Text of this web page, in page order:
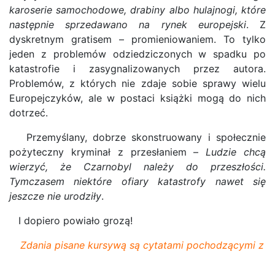
karoserie samochodowe, drabiny albo hulajnogi, które
następnie sprzedawano na rynek europejski. Z
dyskretnym gratisem – promieniowaniem. To tylko
jeden z problemów odziedziczonych w spadku po
katastrofie i zasygnalizowanych przez autora.
Problemów, z których nie zdaje sobie sprawy wielu
Europejczyków, ale w postaci książki mogą do nich
dotrzeć.
Przemyślany, dobrze skonstruowany i społecznie
pożyteczny kryminał z przesłaniem –Ludzie chcą
wierzyć, że Czarnobyl należy do przeszłości.
Tymczasem niektóre ofiary katastrofy nawet się
jeszcze nie urodziły.
I dopiero powiało grozą!
Zdania pisane kursywą są cytatami pochodzącymi z